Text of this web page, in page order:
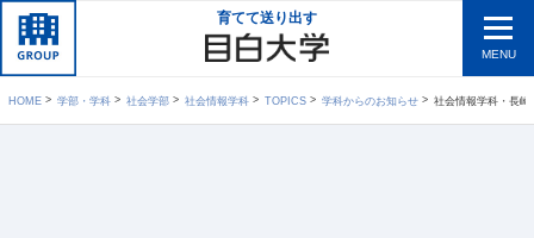
育てて送り出す
MENU
HOME 学部・学科 社会学部 社会情報学科 TOPICS 学科からのお知らせ 社会情報学科・長崎ゼ